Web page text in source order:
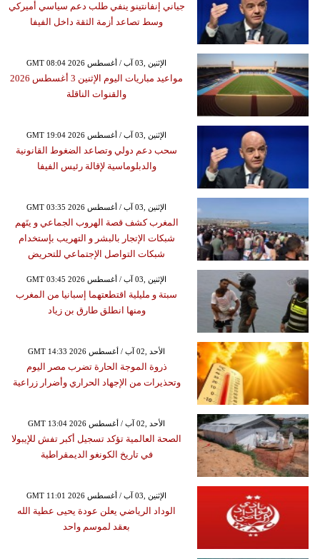
جياني إنفانتينو ينفي طلب دعم سياسي أميركي
وسط تصاعد أزمة الثقة داخل الفيفا
GMT 08:04 2026 الإثنين ,03 آب / أغسطس
مواعيد مباريات اليوم الإثنين 3 أغسطس 2026
والقنوات الناقلة
GMT 19:04 2026 الإثنين ,03 آب / أغسطس
سحب دعم دولي وتصاعد الضغوط القانونية
والدبلوماسية لإقالة رئيس الفيفا
GMT 03:35 2026 الإثنين ,03 آب / أغسطس
المغرب كشف قصة الهروب الجماعي و يتَهم
شبكات الإتجار بالبشر و التهريب بإستخدام
شبكات التواصل الإجتماعي للتحريض
GMT 03:45 2026 الإثنين ,03 آب / أغسطس
سبتة و مليلية اقتطعتهما إسبانيا من المغرب
ومنها انطلق طارق بن زياد
GMT 14:33 2026 الأحد ,02 آب / أغسطس
ذروة الموجة الحارة تضرب مصر اليوم
وتحذيرات من الإجهاد الحراري وأضرار زراعية
GMT 13:04 2026 الأحد ,02 آب / أغسطس
الصحة العالمية تؤكد تسجيل أكبر تفش للإيبولا
في تاريخ الكونغو الديمقراطية
GMT 11:01 2026 الإثنين ,03 آب / أغسطس
الوداد الرياضي يعلن عودة يحيى عطية الله
بعقد لموسم واحد